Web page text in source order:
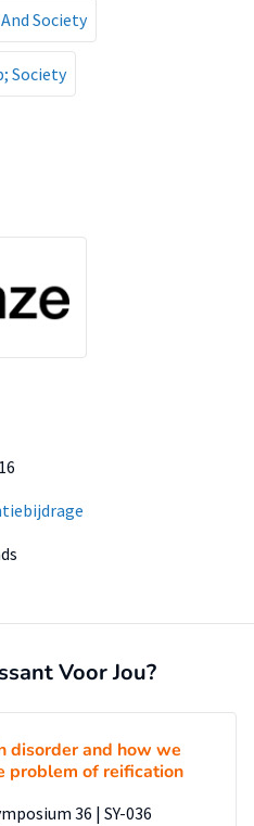
Society
Society
Voor Jou?
disorder and how we
problem of reification
36 | SY-036